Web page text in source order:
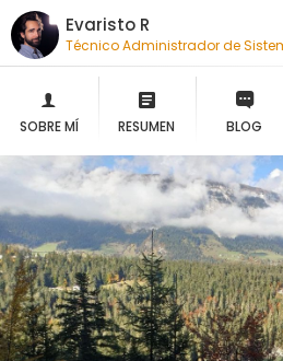
Evaristo R
Técnico Administrador de
SOBRE MÍ RESUMEN BLOG